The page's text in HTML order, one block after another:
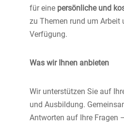
für einepersönliche und
zu Themen rund um Arbeit
Verfügung.
Was wir Ihnen anbieten
Wir unterstützen Sie auf
und Ausbildung.
Antworten auf Ihre Fragen